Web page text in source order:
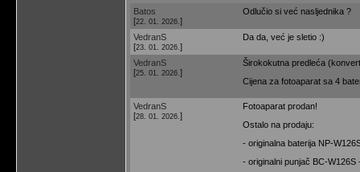
Batos
[22. 01. 2026.]
Odlučio si već nasljednika ?
VedranS
[23. 01. 2026.]
Da da, već je sletio :)
VedranS
[25. 01. 2026.]
Širokokutna predleća
Cijena za fotoaparat sa 4
VedranS
[28. 01. 2026.]
Fotoaparat prodan!
Ostalo na prodaju:
- originalna baterija NP-
- originalni punjač BC-W126S